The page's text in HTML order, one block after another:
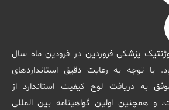
وژنتیک پزشکی فروردین در فرودین ماه سال
نمود. با توجه به رعایت دقیق استانداردهای
به دریافت لوح کیفیت استاندارد از
و همچنین اولین گواهینامه بین المللی